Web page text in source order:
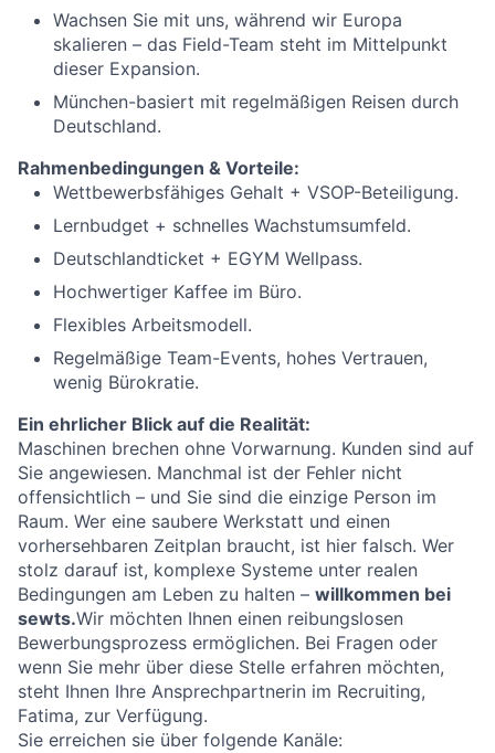
Wachsen Sie mit uns, während wir Europa
skalieren – das Field-Team steht im Mittelpunkt
dieser Expansion.
München-basiert mit regelmäßigen Reisen durch
Deutschland.
Rahmenbedingungen & Vorteile:
Wettbewerbsfähiges Gehalt + VSOP-Beteiligung.
Lernbudget + schnelles Wachstumsumfeld.
Deutschlandticket + EGYM Wellpass.
Hochwertiger Kaffee im Büro.
Flexibles Arbeitsmodell.
Regelmäßige Team-Events, hohes Vertrauen,
wenig Bürokratie.
Ein ehrlicher Blick auf die Realität:
Maschinen brechen ohne Vorwarnung. Kunden sind auf
Sie angewiesen. Manchmal ist der Fehler nicht
offensichtlich – und Sie sind die einzige Person im
Raum. Wer eine saubere Werkstatt und einen
vorhersehbaren Zeitplan braucht, ist hier falsch. Wer
stolz darauf ist, komplexe Systeme unter realen
Bedingungen am Leben zu halten – willkommen bei
sewts.Wir möchten Ihnen einen reibungslosen
Bewerbungsprozess ermöglichen. Bei Fragen oder
wenn Sie mehr über diese Stelle erfahren möchten,
steht Ihnen Ihre Ansprechpartnerin im Recruiting,
Fatima, zur Verfügung.
Sie erreichen sie über folgende Kanäle: